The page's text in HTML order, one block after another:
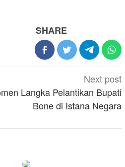
SHARE
Next post
Langka Pelantikan Bupati
Bone di Istana Negara